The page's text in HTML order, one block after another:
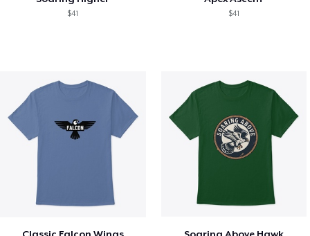
$41 $41
Classic Falcon Wings Soaring Above Hawk